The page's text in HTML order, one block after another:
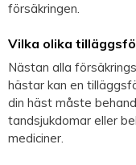
försäkringen.
Vilka olika
Nästan alla
hästar kan en
din häst måste
tandsjukdomar eller
mediciner.